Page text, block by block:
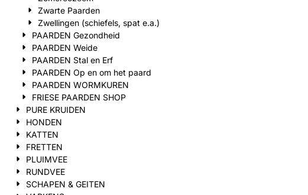
Zwarte Paarden
Zwellingen (schiefels, spat e.a.)
PAARDEN Gezondheid
PAARDEN Weide
PAARDEN Stal en Erf
PAARDEN Op en om het paard
PAARDEN WORMKUREN
FRIESE PAARDEN SHOP
PURE KRUIDEN
HONDEN
KATTEN
FRETTEN
PLUIMVEE
RUNDVEE
SCHAPEN & GEITEN